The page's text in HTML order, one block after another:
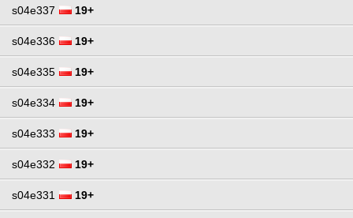
s04e337 19+
s04e336 19+
s04e335 19+
s04e334 19+
s04e333 19+
s04e332 19+
s04e331 19+